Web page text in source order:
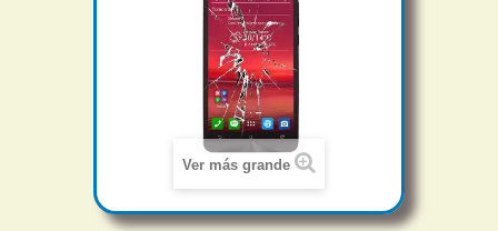
Ver más grande